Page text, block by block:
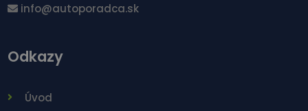
info@autoporadca.sk
Odkazy
Úvod